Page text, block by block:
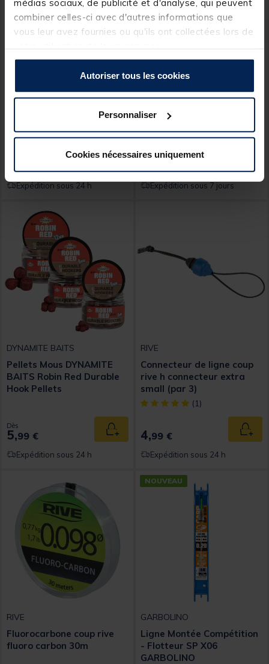
médias sociaux, de publicité et d'analyse, qui peuvent
combiner celles-ci avec d'autres informations que
vous leur avez fournies ou qu'ils ont collectées lors de
Autoriser tous les cookies
Personnaliser
Cookies nécessaires uniquement
Pellets TEOS Elite
[object Object] out of 5 Customer Rating
(1)
5,49 €
Expédition sous 24 h
GARBOLINO
Canne Garbolino Pocket
52,99 €
Expédition sous 7 jours
DYNAMITE BAITS
Pellets Mous DYNAMITE
BAITS Robin Red Durable
Hook Pellets
Dès
5,99 € Ajouter au panier
Expédition sous 24 h
RIVE
Connecteur de ligne coup
rive h connecteur extra
small (par 3)
[object Object] out of 5
(1)
4,99 €
Expédition sous 24 h
RIVE
Fluorocarbone coup rive
fluoro carbon 30m
NOUVEAU
GARBOLINO
Ligne Montée Compétition
- Flotteur SP X06
GARBOLINO